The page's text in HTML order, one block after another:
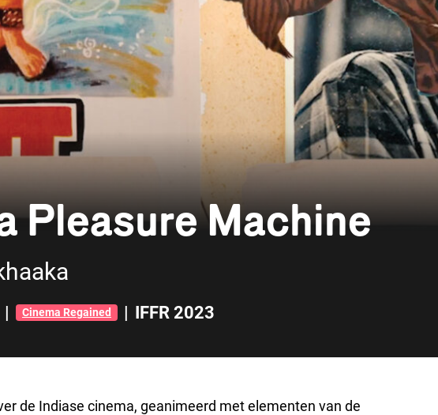
Pleasure Machine
| Cinema Regained | IFFR 2023
de Indiase cinema, geanimeerd met elementen van de